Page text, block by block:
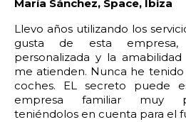
María Sánchez, Space, Ibiza
Llevo años utilizando los
gusta de esta
personalizada y la
me atienden. Nunca he
coches. EL secreto puede
empresa familiar muy
teniéndolos en cuenta para el